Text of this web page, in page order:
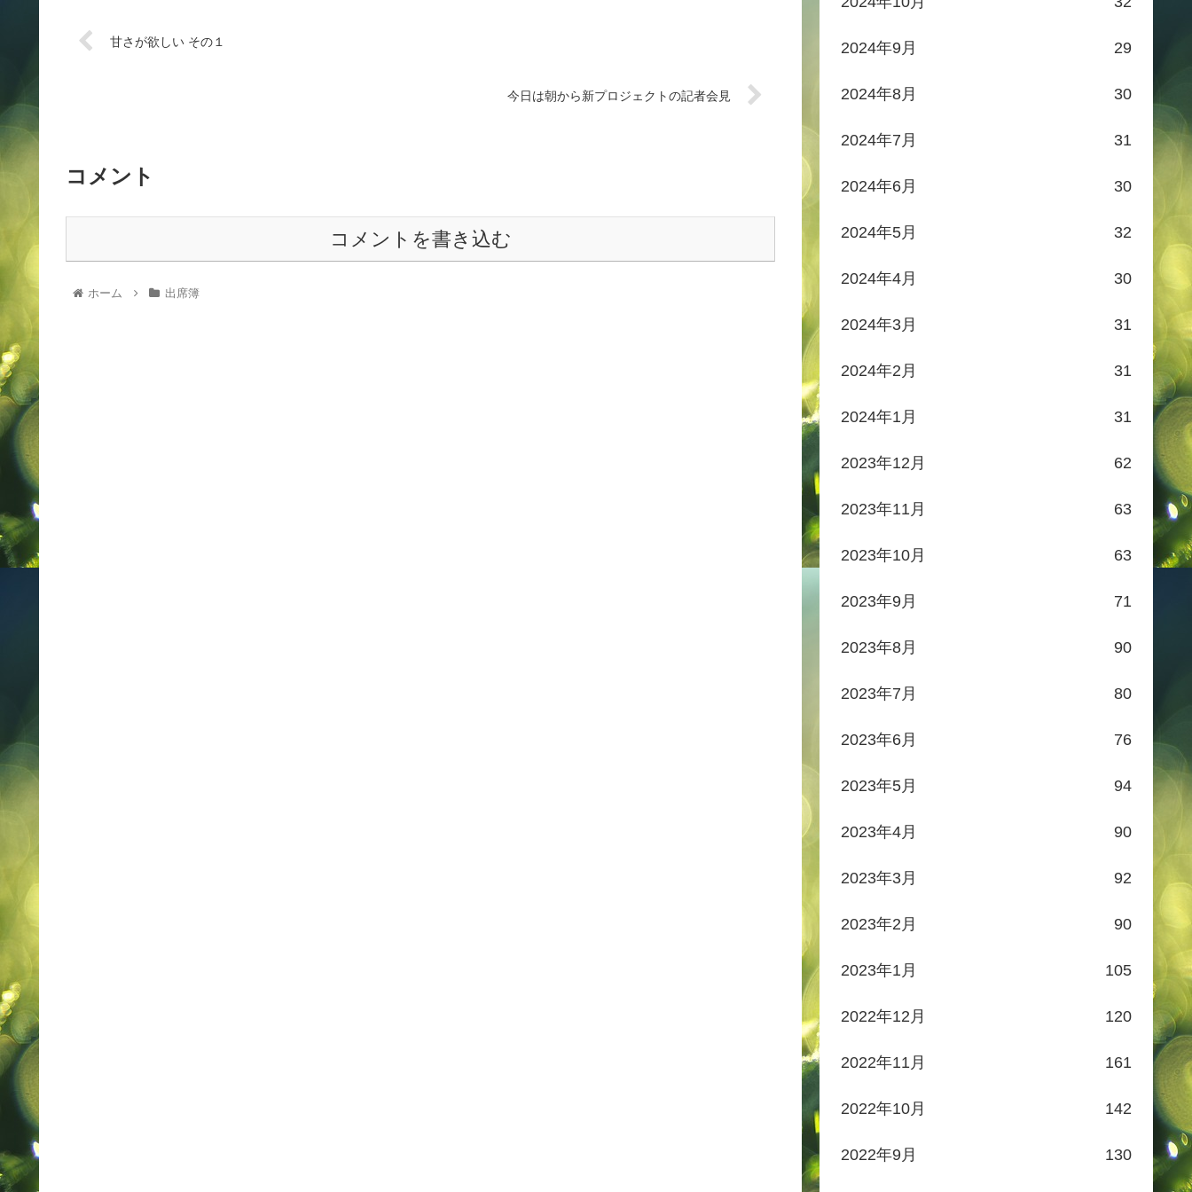
甘さが欲しい その１
今日は朝から新プロジェクトの記者会見
コメント
コメントを書き込む
ホーム 出席簿
2024年9月 29
2024年8月 30
2024年7月 31
2024年6月 30
2024年5月 32
2024年4月 30
2024年3月 31
2024年2月 31
2024年1月 31
2023年12月 62
2023年11月 63
2023年10月 63
2023年9月 71
2023年8月 90
2023年7月 80
2023年6月 76
2023年5月 94
2023年4月 90
2023年3月 92
2023年2月 90
2023年1月 105
2022年12月 120
2022年11月 161
2022年10月 142
2022年9月 130